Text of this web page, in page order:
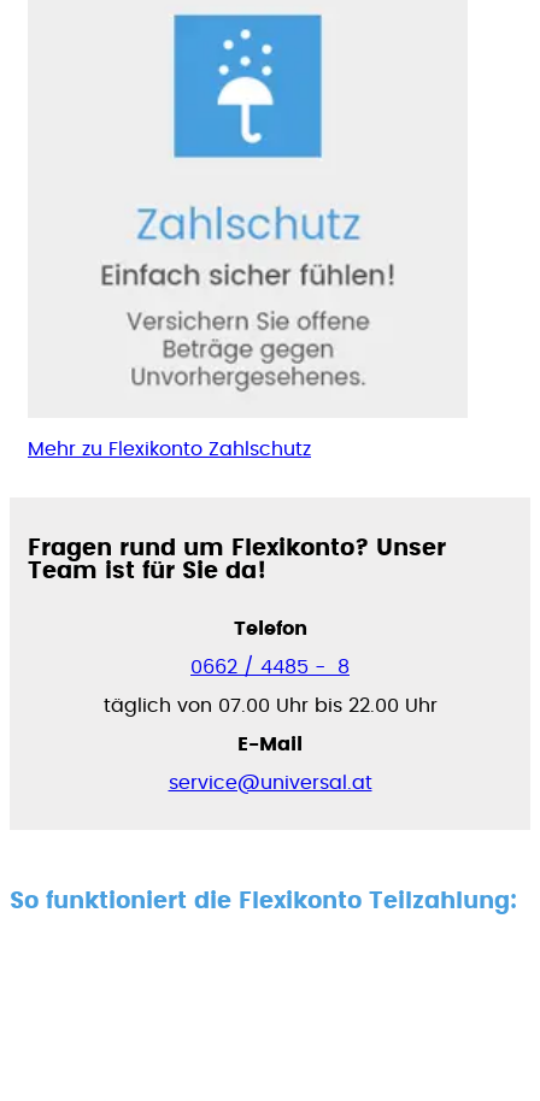
Mehr zu Flexikonto Zahlschutz
Fragen rund um Flexikonto? Unser
Team ist für Sie da!
Telefon
0662 / 4485 - 8
täglich von 07.00 Uhr bis 22.00 Uhr
E-Mail
service@universal.at
So funktioniert die Flexikonto Teilzahlung: